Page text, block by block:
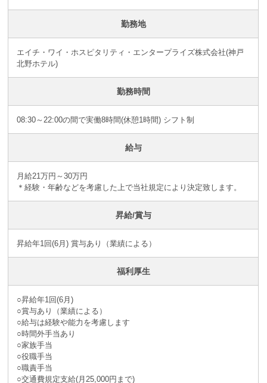
勤務地
エイチ・ワイ・ホスピタリティ・エンタープライズ株式会社(神戸
北野ホテル)
勤務時間
08:30～22:00の間で実働8時間(休憩1時間) シフト制
給与
月給21万円～30万円
＊経験・年齢などを考慮した上で当社規定により決定致します。
昇給/賞与
昇給年1回(6月) 賞与あり（業績による）
福利厚生
○昇給年1回(6月)
○賞与あり（業績による）
○給与は経験や能力を考慮します
○時間外手当あり
○家族手当
○役職手当
○職責手当
○交通費規定支給(月25,000円まで)